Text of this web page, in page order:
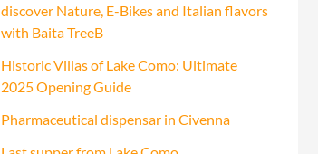
discover Nature, E-Bikes and Italian flavors
with Baita TreeB
Historic Villas of Lake Como: Ultimate
2025 Opening Guide
Pharmaceutical dispensar in Civenna